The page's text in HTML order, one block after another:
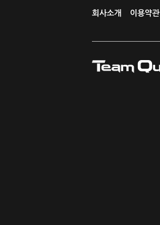
회사소개 이용약관